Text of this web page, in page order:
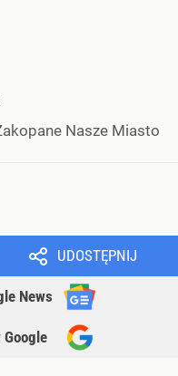
Nasze Miasto
UDOSTĘPNIJ
News
Google